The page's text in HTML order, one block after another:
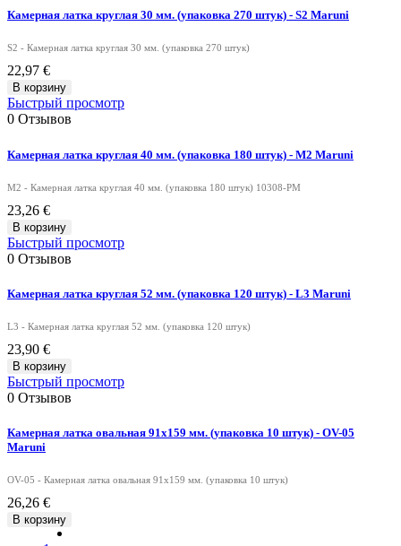
Камерная латка круглая 30 мм. (упаковка 270 штук) - S2 Maruni
S2 - Камерная латка круглая 30 мм. (упаковка 270 штук)
22,97 €
В корзину
Быстрый просмотр
0 Отзывов
Камерная латка круглая 40 мм. (упаковка 180 штук) - M2 Maruni
M2 - Камерная латка круглая 40 мм. (упаковка 180 штук) 10308-PM
23,26 €
В корзину
Быстрый просмотр
0 Отзывов
Камерная латка круглая 52 мм. (упаковка 120 штук) - L3 Maruni
L3 - Камерная латка круглая 52 мм. (упаковка 120 штук)
23,90 €
В корзину
Быстрый просмотр
0 Отзывов
Камерная латка овальная 91х159 мм. (упаковка 10 штук) - OV-05
Maruni
OV-05 - Камерная латка овальная 91х159 мм. (упаковка 10 штук)
26,26 €
В корзину